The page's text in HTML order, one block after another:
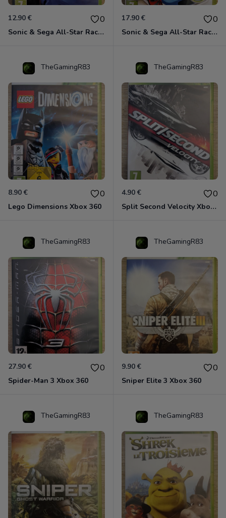
12.90 € 0
Sonic & Sega All-Star Racing avec Banjo-Kazooie Xbox 360
17.90 € 0
Sonic & Sega All-Star Racing - Transformed Xbox 360
TheGamingR83
8.90 € 0
Lego Dimensions Xbox 360
TheGamingR83
4.90 € 0
Split Second Velocity Xbox 360
TheGamingR83
27.90 € 0
Spider-Man 3 Xbox 360
TheGamingR83
9.90 € 0
Sniper Elite 3 Xbox 360
TheGamingR83 TheGamingR83